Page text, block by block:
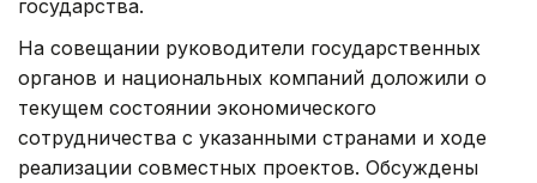
государства.
На совещании руководители государственных
органов и национальных компаний доложили о
текущем состоянии экономического
сотрудничества с указанными странами и ходе
реализации совместных проектов. Обсуждены